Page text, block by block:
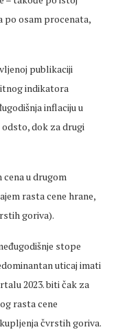
po osam procenata,
publikaciji
indikatora
inflaciju u
dok za drugi
u drugom
rasta cene hrane,
goriva).
stope
uticaj imati
2023. biti čak za
rasta cene
čvrstih goriva.